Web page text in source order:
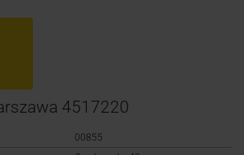
Logowanie
4517220
00855